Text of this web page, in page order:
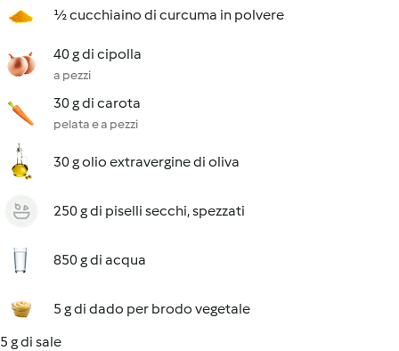
½ cucchiaino di curcuma in polvere
40 g di cipolla
a pezzi
30 g di carota
pelata e a pezzi
30 g olio extravergine di oliva
250 g di piselli secchi, spezzati
850 g di acqua
5 g di dado per brodo vegetale
5 g di sale